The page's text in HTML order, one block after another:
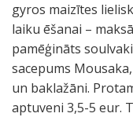
gyros maizītes
laiku ēšanai –
pamēģināts
sacepums
un baklažāni.
aptuveni 3,5-5 eur.